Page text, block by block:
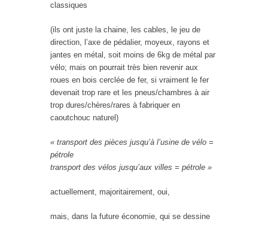
classiques
(ils ont juste la chaine, les cables, le jeu de
direction, l’axe de pédalier, moyeux, rayons et
jantes en métal, soit moins de 6kg de métal par
vélo; mais on pourrait très bien revenir aux
roues en bois cerclée de fer, si vraiment le fer
devenait trop rare et les pneus/chambres à air
trop dures/chères/rares à fabriquer en
caoutchouc naturel)
« transport des pièces jusqu’à l’usine de vélo =
pétrole
transport des vélos jusqu’aux villes = pétrole »
actuellement, majoritairement, oui,
mais, dans la future économie, qui se dessine